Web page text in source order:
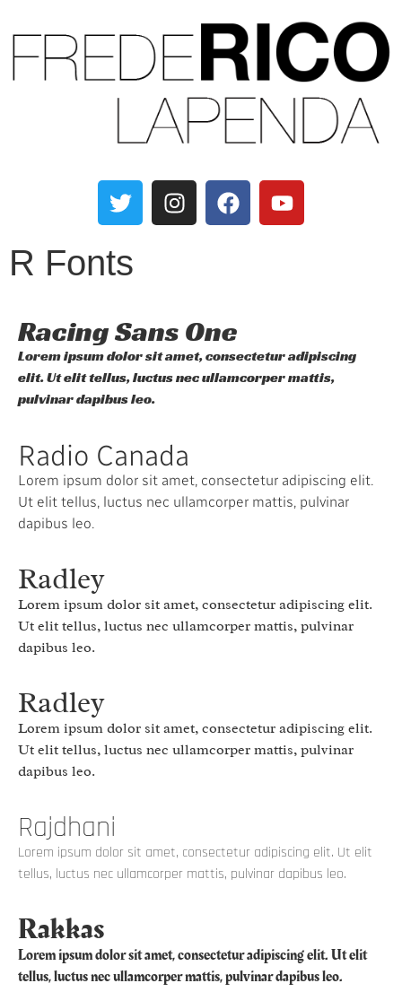
R Fonts
Racing Sans One
Lorem ipsum dolor sit amet, consectetur adipiscing
elit. Ut elit tellus, luctus nec ullamcorper mattis,
pulvinar dapibus leo.
Radio Canada
Lorem ipsum dolor sit amet, consectetur adipiscing elit.
Ut elit tellus, luctus nec ullamcorper mattis, pulvinar
dapibus leo.
Radley
Lorem ipsum dolor sit amet, consectetur adipiscing elit.
Ut elit tellus, luctus nec ullamcorper mattis, pulvinar
dapibus leo.
Radley
Lorem ipsum dolor sit amet, consectetur adipiscing elit.
Ut elit tellus, luctus nec ullamcorper mattis, pulvinar
dapibus leo.
Rajdhani
Lorem ipsum dolor sit amet, consectetur adipiscing elit. Ut elit
tellus, luctus nec ullamcorper mattis, pulvinar dapibus leo.
Rakkas
Lorem ipsum dolor sit amet, consectetur adipiscing elit. Ut elit
tellus, luctus nec ullamcorper mattis, pulvinar dapibus leo.